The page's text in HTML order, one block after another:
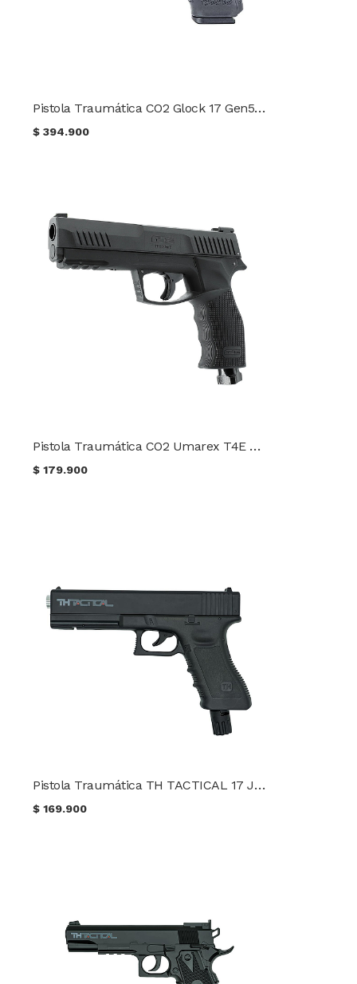
Pistola Traumática CO2 Glock 17 Gen5 Cal .43
$394.900
Pistola Traumática CO2 Umarex T4E TP 50 Gen2
$179.900
Pistola Traumática TH TACTICAL 17 Joules Cal. 50
$169.900